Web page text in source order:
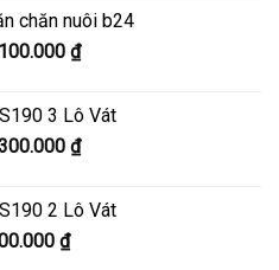
5.900.000 ₫
đến
chăn nuôi b24
₫Khoảng
9.800.000 ₫
đến
3 Lô Vát
₫Khoảng
8.300.000 ₫
2 Lô Vát
₫Khoảng